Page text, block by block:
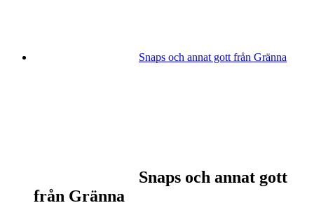
Snaps och annat gott från Gränna
Snaps och annat gott
från Gränna